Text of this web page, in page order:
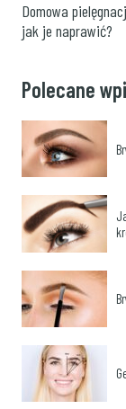
Domowa
jak je naprawić?
Polecane